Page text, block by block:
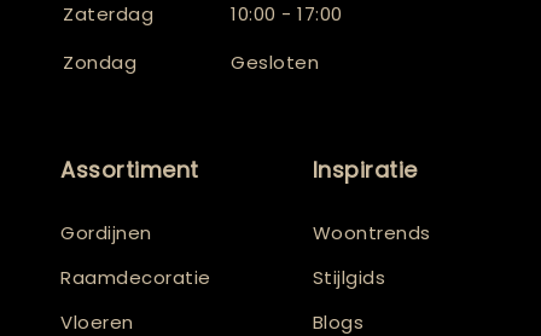
Zaterdag
10:00 - 17:00
Zondag
Gesloten
Assortiment
Gordijnen
Raamdecoratie
Vloeren
Inspiratie
Woontrends
Stijlgids
Blogs